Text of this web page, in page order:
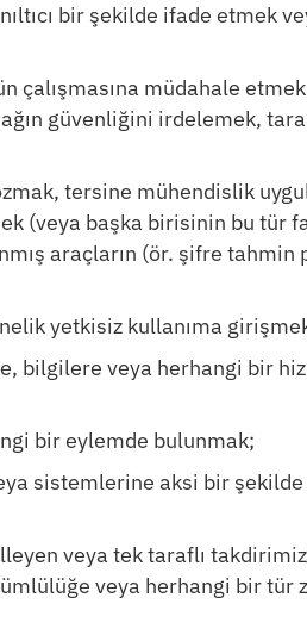
bir şekilde ifade etmek
müdahale
güvenliğini irdelemek,
tersine mühendislik
(veya başka birisinin bu tür
araçların (ör. şifre tahmin
yetkisiz kullanıma
bilgilere veya herhangi bir
bir eylemde bulunmak;
sistemlerine aksi bir
veya tek taraflı
veya herhangi bir tür